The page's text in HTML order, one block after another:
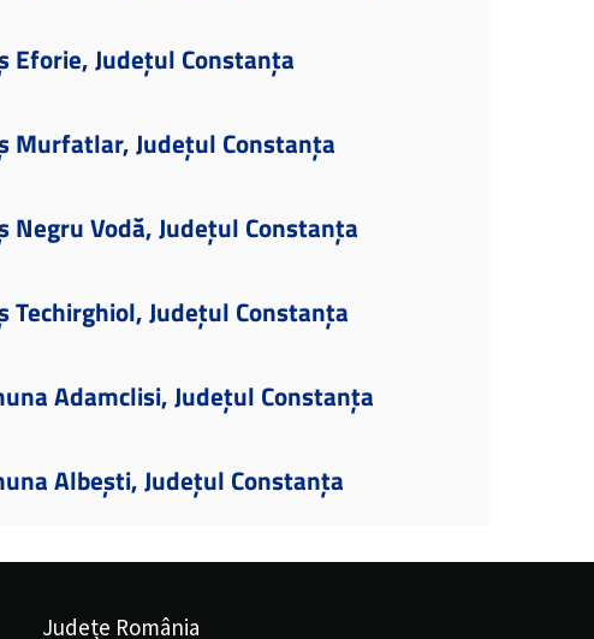
Eforie, Județul Constanța
Murfatlar, Județul Constanța
Negru Vodă, Județul Constanța
Techirghiol, Județul Constanța
Adamclisi, Județul Constanța
Albești, Județul Constanța
Județe România